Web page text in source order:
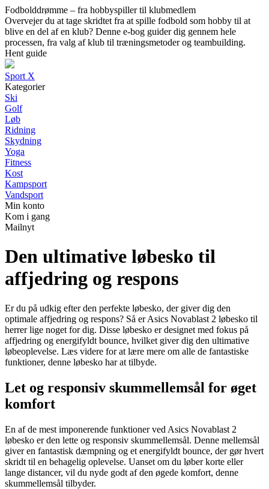
Fodbolddrømme – fra hobbyspiller til klubmedlem
Overvejer du at tage skridtet fra at spille fodbold som hobby til at
blive en del af en klub? Denne e-bog guider dig gennem hele
processen, fra valg af klub til træningsmetoder og teambuilding.
Hent guide
Sport X
Kategorier
Ski
Golf
Løb
Ridning
Skydning
Yoga
Fitness
Kost
Kampsport
Vandsport
Min konto
Kom i gang
Mailnyt
Den ultimative løbesko til
affjedring og respons
Er du på udkig efter den perfekte løbesko, der giver dig den
optimale affjedring og respons? Så er Asics Novablast 2 løbesko til
herrer lige noget for dig. Disse løbesko er designet med fokus på
affjedring og energifyldt bounce, hvilket giver dig den ultimative
løbeoplevelse. Læs videre for at lære mere om alle de fantastiske
funktioner, denne løbesko har at tilbyde.
Let og responsiv skummellemsål for øget
komfort
En af de mest imponerende funktioner ved Asics Novablast 2
løbesko er den lette og responsiv skummellemsål. Denne mellemsål
giver en fantastisk dæmpning og et energifyldt bounce, der gør hvert
skridt til en behagelig oplevelse. Uanset om du løber korte eller
lange distancer, vil du nyde godt af den øgede komfort, denne
skummellemsål tilbyder.